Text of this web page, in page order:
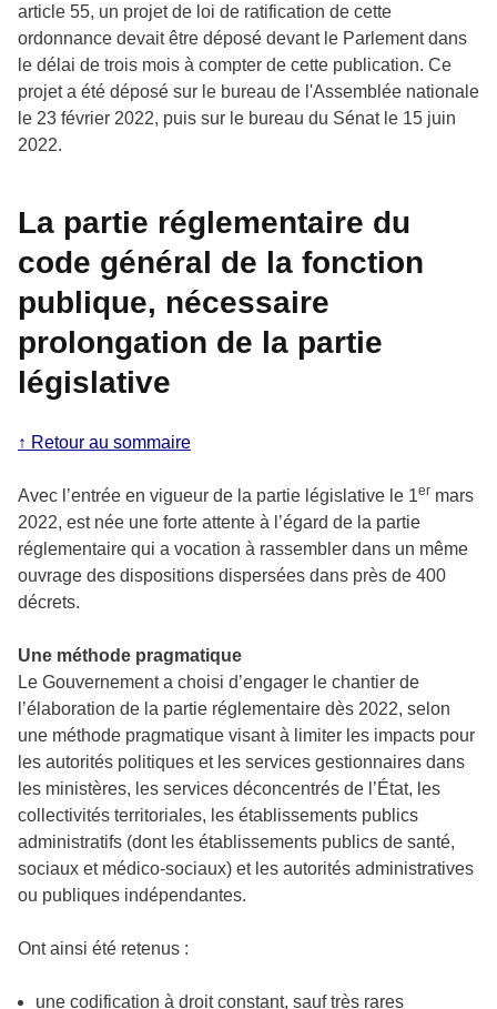
article 55, un projet de loi de ratification de cette
ordonnance devait être déposé devant le Parlement dans
le délai de trois mois à compter de cette publication. Ce
projet a été déposé sur le bureau de l'Assemblée nationale
le 23 février 2022, puis sur le bureau du Sénat le 15 juin
2022.
La partie réglementaire du
code général de la fonction
publique, nécessaire
prolongation de la partie
législative
↑ Retour au sommaire
Avec l’entrée en vigueur de la partie législative le 1er mars
2022, est née une forte attente à l’égard de la partie
réglementaire qui a vocation à rassembler dans un même
ouvrage des dispositions dispersées dans près de 400
décrets.
Une méthode pragmatique
Le Gouvernement a choisi d’engager le chantier de
l’élaboration de la partie réglementaire dès 2022, selon
une méthode pragmatique visant à limiter les impacts pour
les autorités politiques et les services gestionnaires dans
les ministères, les services déconcentrés de l’État, les
collectivités territoriales, les établissements publics
administratifs (dont les établissements publics de santé,
sociaux et médico-sociaux) et les autorités administratives
ou publiques indépendantes.
Ont ainsi été retenus :
une codification à droit constant, sauf très rares